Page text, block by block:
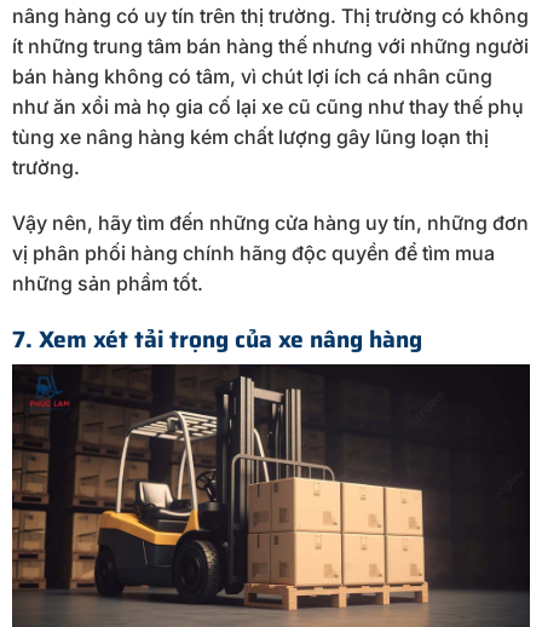
nâng hàng có uy tín trên thị trường. Thị trường có không
ít những trung tâm bán hàng thế nhưng với những người
bán hàng không có tâm, vì chút lợi ích cá nhân cũng
như ăn xổi mà họ gia cố lại xe cũ cũng như thay thế phụ
tùng xe nâng hàng kém chất lượng gây lũng loạn thị
trường.
Vậy nên, hãy tìm đến những cửa hàng uy tín, những đơn
vị phân phối hàng chính hãng độc quyền để tìm mua
những sản phẩm tốt.
7. Xem xét tải trọng của xe nâng hàng